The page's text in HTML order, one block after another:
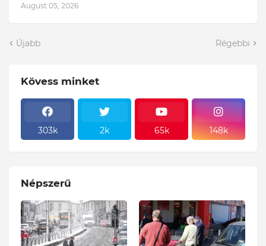
August 05, 2026
Újabb Régebbi
Kövess minket
303k 2k 65k 148k
Népszerű